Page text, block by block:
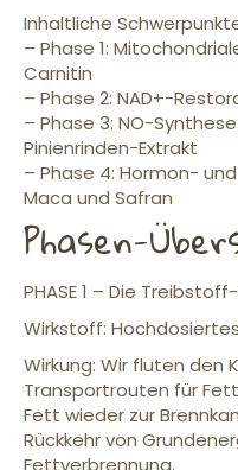
Inhaltliche
– Phase 1:
Carnitin
– Phase 2: NAD+-
– Phase 3: NO-
Pinienrinden-Extrakt
– Phase 4: Hormon-
Maca und Safran
Phasen-
PHASE 1 – Die
Wirkstoff:
Wirkung: Wir fluten den
Transportrouten für
Fett wieder zur
Rückkehr von
Fettverbrennung.